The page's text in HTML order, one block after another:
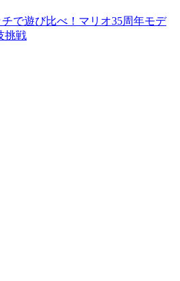
で遊び比べ！マリオ35周年モデ
挑戦